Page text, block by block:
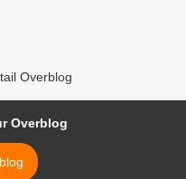
Overblog
Overblog